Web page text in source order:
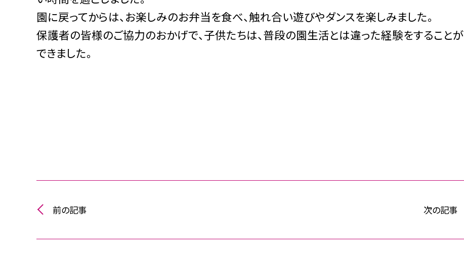
園に戻ってからは、お楽しみのお弁当を食べ、触れ合い遊びやダンスを楽しみました。
保護者の皆様のご協力のおかげで、子供たちは、普段の園生活とは違った経験をすることが
できました。
前の記事 次の記事